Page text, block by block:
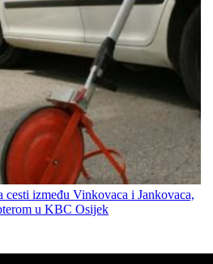
cesti između Vinkovaca i Jankovaca,
u KBC Osijek